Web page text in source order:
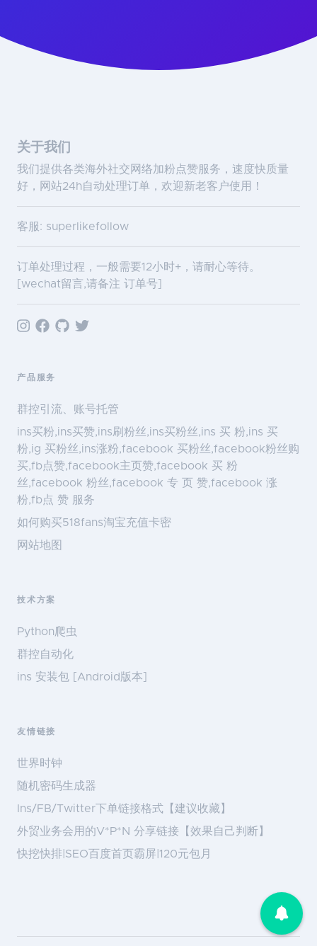
关于我们
我们提供各类海外社交网络加粉点赞服务，速度快质量
好，网站24h自动处理订单，欢迎新老客户使用！
客服: superlikefollow
订单处理过程，一般需要12小时+，请耐心等待。
[wechat留言,请备注 订单号]
产品服务
群控引流、账号托管
ins买粉,ins买赞,ins刷粉丝,ins买粉丝,ins 买 粉,ins 买
粉,ig 买粉丝,ins涨粉,facebook 买粉丝,facebook粉丝购
买,fb点赞,facebook主页赞,facebook 买 粉
丝,facebook 粉丝,facebook 专 页 赞,facebook 涨
粉,fb点 赞 服务
如何购买518fans淘宝充值卡密
网站地图
技术方案
Python爬虫
群控自动化
ins 安装包 [Android版本]
友情链接
世界时钟
随机密码生成器
Ins/FB/Twitter下单链接格式【建议收藏】
外贸业务会用的V*P*N 分享链接【效果自己判断】
快挖快排|SEO百度首页霸屏|120元包月